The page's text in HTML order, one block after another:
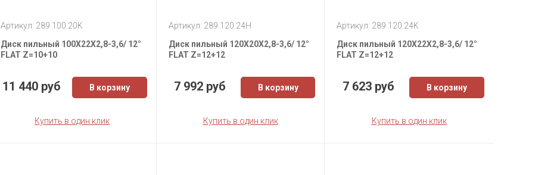
Артикул: 289.100.20K
Диск пильный 100X22X2,8-3,6/ 12°
FLAT Z=10+10
11 440 руб В корзину
Купить в один клик
Артикул: 289.120.24H
Диск пильный 120X20X2,8-3,6/ 12°
FLAT Z=12+12
7 992 руб В корзину
Купить в один клик
Артикул: 289.120.24K
Диск пильный 120X22X2,8-3,6/ 12°
FLAT Z=12+12
7 623 руб В корзину
Купить в один клик